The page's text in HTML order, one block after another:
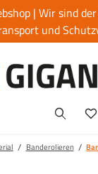
| Wir sind
und
/ Banderolieren /